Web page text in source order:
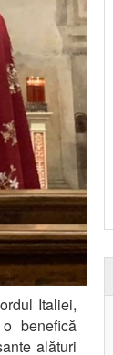
Italiei,
benefică
alături